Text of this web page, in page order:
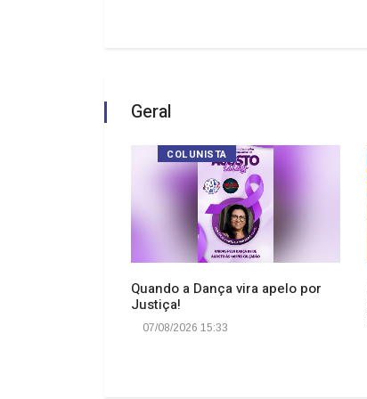
Geral
COLUNISTA
Quando a Dança vira apelo por
Justiça!
07/08/2026 15:33